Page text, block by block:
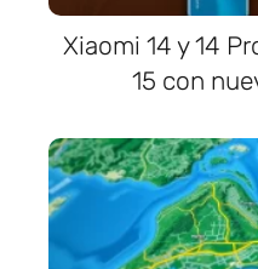
Xiaomi 14 y 14
15 con